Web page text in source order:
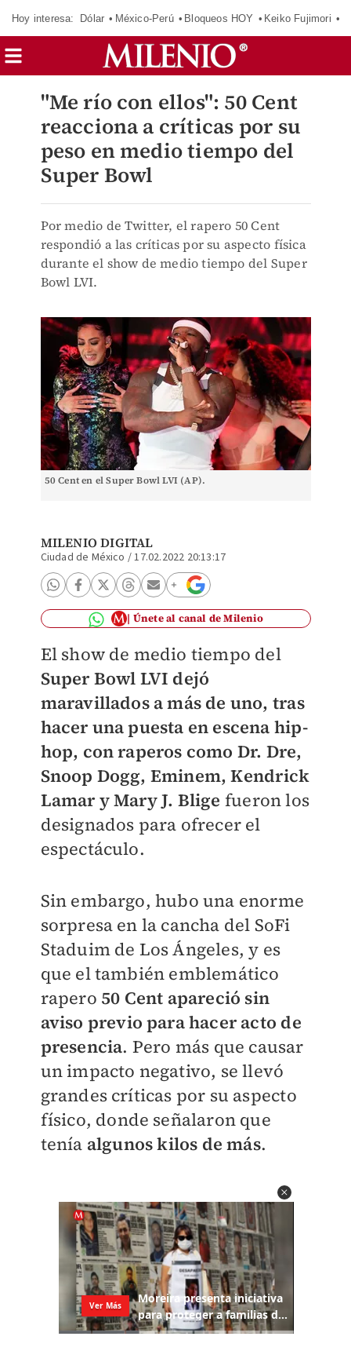
Hoy interesa: Dólar México-Perú Bloqueos HOY Keiko Fujimori
"Me río con ellos": 50 Cent
reacciona a críticas por su
peso en medio tiempo del
Super Bowl
Por medio de Twitter, el rapero 50 Cent
respondió a las críticas por su aspecto física
durante el show de medio tiempo del Super
Bowl LVI.
50 Cent en el Super Bowl LVI (AP).
MILENIO DIGITAL
Ciudad de México /17.02.2022 20:13:17
Únete al canal de Milenio
El show de medio tiempo del
Super Bowl LVI dejó
maravillados a más de uno, tras
hacer una puesta en escena hip-
hop, con raperos como Dr. Dre,
Snoop Dogg, Eminem, Kendrick
Lamar y Mary J. Blige fueron los
designados para ofrecer el
espectáculo.
Sin embargo, hubo una enorme
sorpresa en la cancha del SoFi
Staduim de Los Ángeles, y es
que el también emblemático
rapero 50 Cent apareció sin
aviso previo para hacer acto de
presencia. Pero más que causar
un impacto negativo, se llevó
grandes críticas por su aspecto
físico, donde señalaron que
tenía algunos kilos de más.